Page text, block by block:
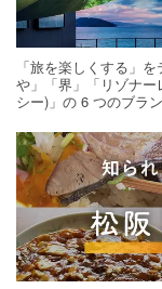
「旅を楽しくする」
や」「界」「リゾナ
シー)」の 6 つのブラ